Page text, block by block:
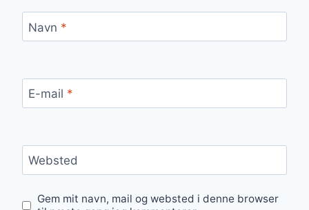
Navn *
E-mail *
Websted
Gem mit navn, mail og websted i denne browser